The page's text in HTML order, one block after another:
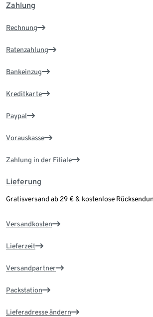
Zahlung
Rechnung
Ratenzahlung
Bankeinzug
Kreditkarte
Paypal
Vorauskasse
Zahlung in der Filiale
Lieferung
Gratisversand ab 29 € & kostenlose
Versandkosten
Lieferzeit
Versandpartner
Packstation
Lieferadresse ändern